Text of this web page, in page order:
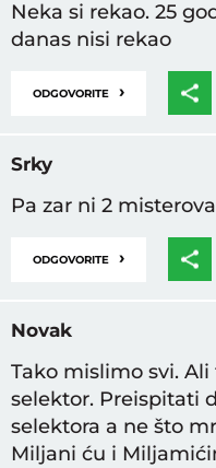
Neka si rekao. 25
danas nisi rekao
ODGOVORITE ›
Srky
Pa zar ni 2
ODGOVORITE ›
Novak
Tako mislimo svi.
selektor. Preispitati
selektora a ne što
Miljani ću i